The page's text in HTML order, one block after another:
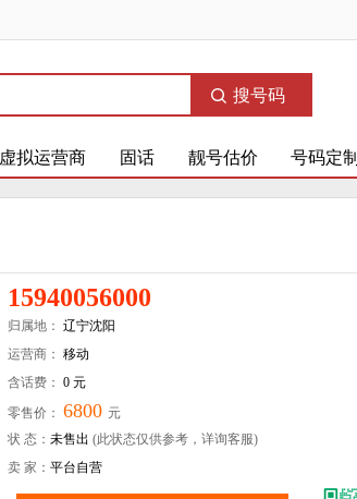
搜号码
虚拟运营商 固话 靓号估价 号码定制
15940056000
归属地： 辽宁沈阳
运营商： 移动
含话费： 0 元
零售价： 6800 元
状 态： 未售出 (此状态仅供参考，详询客服)
卖 家： 平台自营